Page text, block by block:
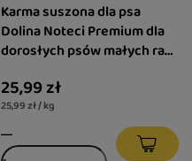
Karma suszona dla psa
Dolina Noteci Premium dla
dorosłych psów małych ras
25,99 zł
25,99 zł / kg